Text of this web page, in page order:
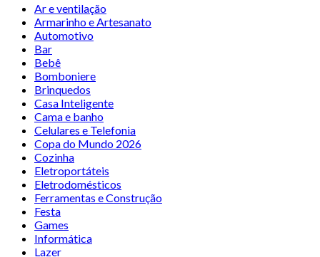
Ar e ventilação
Armarinho e Artesanato
Automotivo
Bar
Bebê
Bomboniere
Brinquedos
Casa Inteligente
Cama e banho
Celulares e Telefonia
Copa do Mundo 2026
Cozinha
Eletroportáteis
Eletrodomésticos
Ferramentas e Construção
Festa
Games
Informática
Lazer